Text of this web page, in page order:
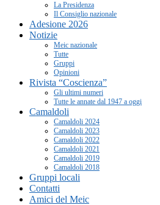
La Presidenza
Il Consiglio nazionale
Adesione 2026
Notizie
Meic nazionale
Tutte
Gruppi
Opinioni
Rivista “Coscienza”
Gli ultimi numeri
Tutte le annate dal 1947 a oggi
Camaldoli
Camaldoli 2024
Camaldoli 2023
Camaldoli 2022
Camaldoli 2021
Camaldoli 2019
Camaldoli 2018
Gruppi locali
Contatti
Amici del Meic